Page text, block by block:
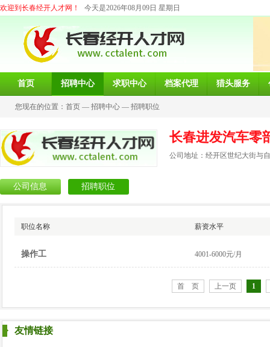
欢迎到长春经开人才网！ 今天是2026年08月09日 星期日
首页 招聘中心 求职中心 档案代理 猎头服务
您现在的位置： 首页 — 招聘中心 — 招聘职位
长春进发汽车零
公司地址：经开区世纪大街与
公司信息 招聘职位
职位名称 薪资水平
操作工 4001-6000元/月
首 页 上一页 1
友情链接